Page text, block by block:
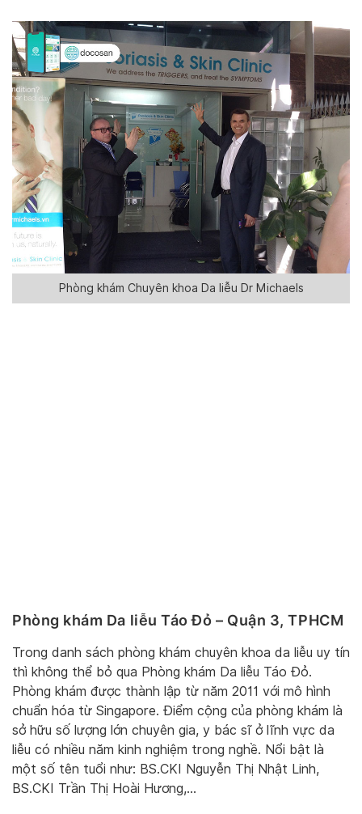
Phòng khám Chuyên khoa Da liễu Dr Michaels
Phòng khám Da liễu Táo Đỏ – Quận 3, TPHCM
Trong danh sách phòng khám chuyên khoa da liễu uy tín
thì không thể bỏ qua Phòng khám Da liễu Táo Đỏ.
Phòng khám được thành lập từ năm 2011 với mô hình
chuẩn hóa từ Singapore. Điểm cộng của phòng khám là
sở hữu số lượng lớn chuyên gia, y bác sĩ ở lĩnh vực da
liễu có nhiều năm kinh nghiệm trong nghề. Nổi bật là
một số tên tuổi như: BS.CKI Nguyễn Thị Nhật Linh,
BS.CKI Trần Thị Hoài Hương,…